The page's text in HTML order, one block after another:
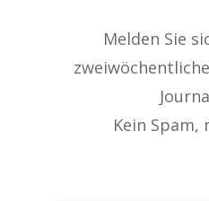
Melden Sie
Kein Spam,